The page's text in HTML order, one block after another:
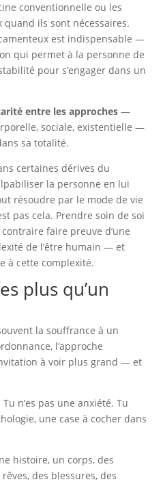
conventionnelle ou les
ils sont nécessaires.
est indispensable —
qui permet à la personne de
pour s’engager dans un
entre les approches —
sociale, existentielle —
sa totalité.
certaines dérives du
la personne en lui
résoudre par le mode de vie
pas cela. Prendre soin de soi
faire preuve d’une
de l’être humain — et
à cette complexité.
plus qu’un
la souffrance à un
l’approche
à voir plus grand — et
n’es pas une anxiété. Tu
une case à cocher dans
histoire, un corps, des
des blessures, des